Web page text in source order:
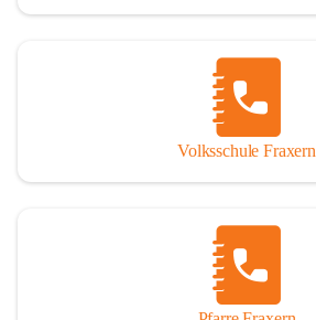
Volksschule Fraxern